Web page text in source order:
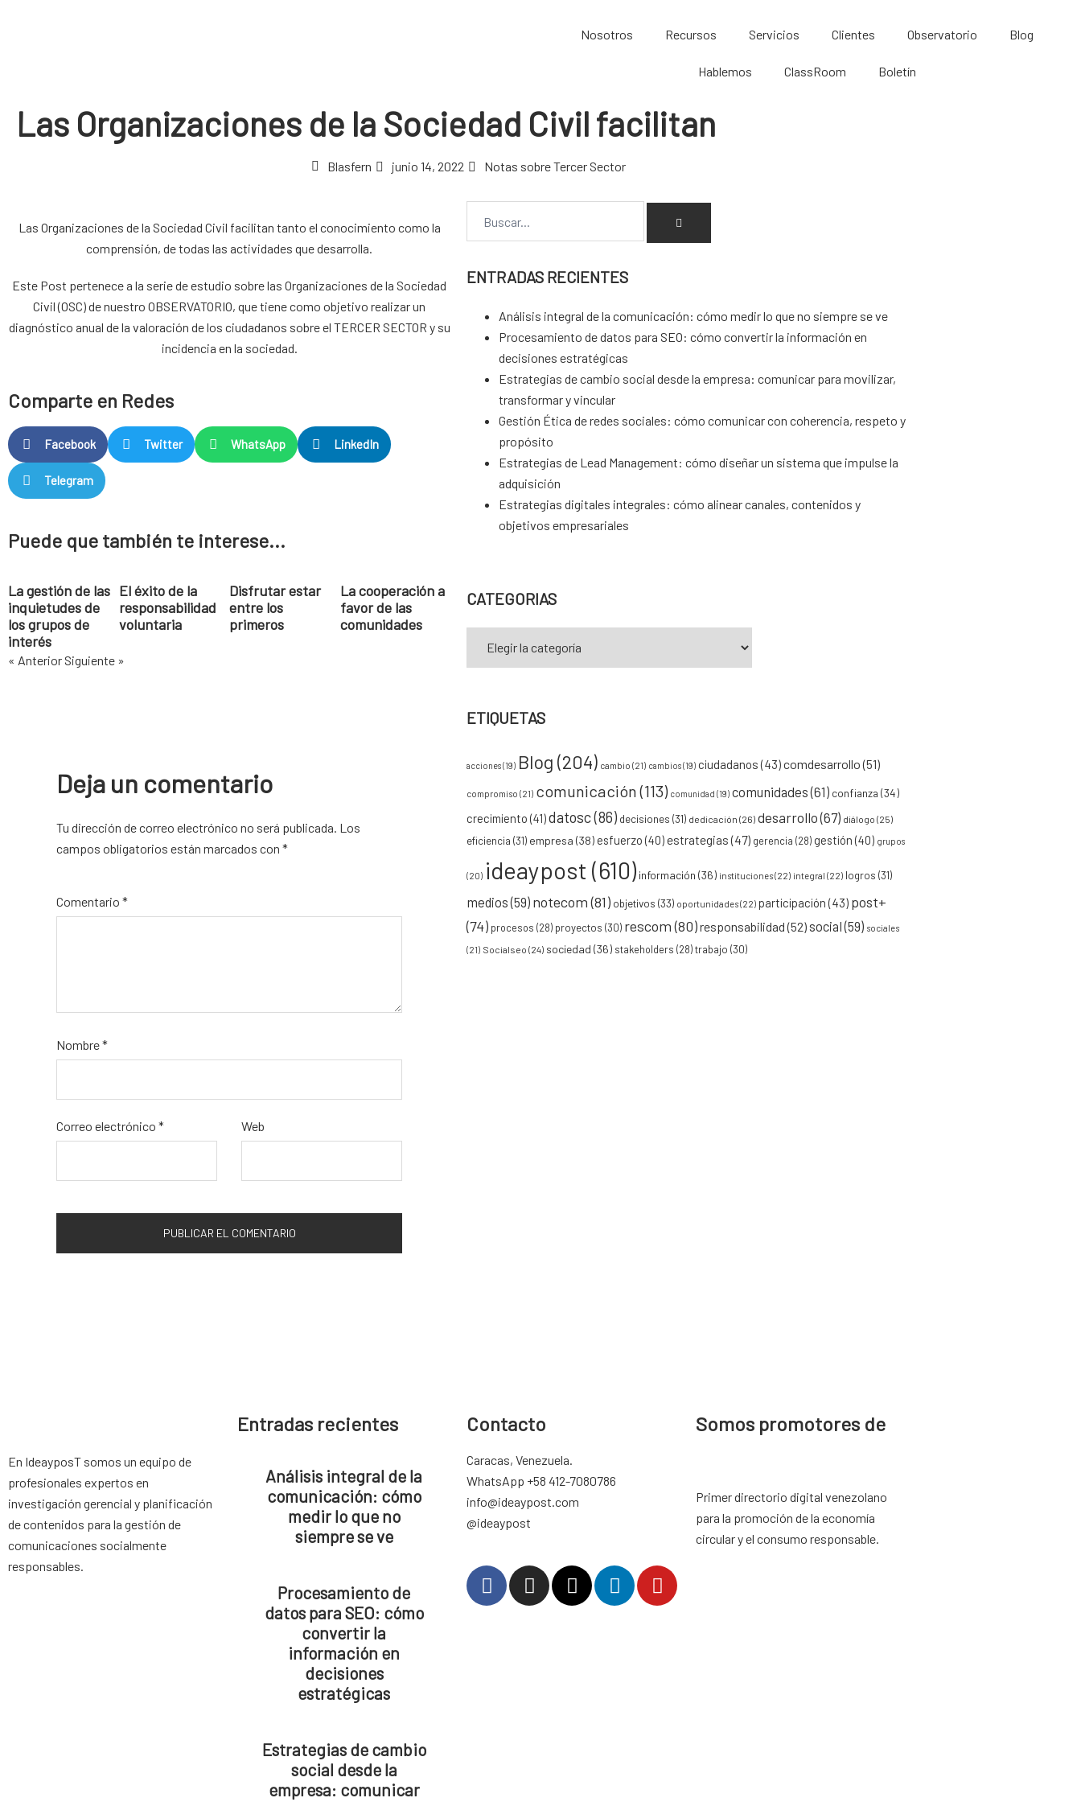
Nosotros Recursos Servicios Clientes Observatorio Blog
Hablemos ClassRoom Boletín
Las Organizaciones de la Sociedad Civil facilitan
Blasfern junio 14, 2022 Notas sobre Tercer Sector
Las Organizaciones de la Sociedad Civil facilitan tanto el conocimiento como la
comprensión, de todas las actividades que desarrolla.
Este Post pertenece a la serie de estudio sobre las Organizaciones de la Sociedad
Civil (OSC) de nuestro OBSERVATORIO, que tiene como objetivo realizar un
diagnóstico anual de la valoración de los ciudadanos sobre el TERCER SECTOR y su
incidencia en la sociedad.
Comparte en Redes
Facebook Twitter WhatsApp LinkedIn
Telegram
Puede que también te interese...
La gestión de las
inquietudes de
los grupos de
interés
El éxito de la
responsabilidad
voluntaria
Disfrutar estar
entre los
primeros
La cooperación a
favor de las
comunidades
« Anterior Siguiente »
Deja un comentario
Tu dirección de correo electrónico no será publicada. Los
campos obligatorios están marcados con *
Comentario *
Nombre*
Correo electrónico * Web
Alternative:
ENTRADAS RECIENTES
Análisis integral de la comunicación: cómo medir lo que no siempre se ve
Procesamiento de datos para SEO: cómo convertir la información en
decisiones estratégicas
Estrategias de cambio social desde la empresa: comunicar para movilizar,
transformar y vincular
Gestión Ética de redes sociales: cómo comunicar con coherencia, respeto y
propósito
Estrategias de Lead Management: cómo diseñar un sistema que impulse la
adquisición
Estrategias digitales integrales: cómo alinear canales, contenidos y
objetivos empresariales
CATEGORIAS
ETIQUETAS
acciones(19) Blog (204) cambio (21) cambios(19) ciudadanos (43)comdesarrollo(51)
compromiso (21) comunicación(113) comunidad (19) comunidades(61) confianza (34)
crecimiento (41)datosc(86) decisiones (31) dedicación (26) desarrollo(67) diálogo (25)
eficiencia (31) empresa (38) esfuerzo (40)estrategias(47) gerencia (28) gestión (40) grupos
(20) ideaypost (610) información (36) instituciones(22) integral (22) logros (31)
medios(59) notecom(81) objetivos (33) oportunidades(22) participación (43) post+
(74) procesos (28) proyectos (30) rescom(80)responsabilidad(52)social(59) sociales
(21) Socialseo (24) sociedad (36) stakeholders (28)trabajo (30)
En IdeayposT somos un equipo de
profesionales expertos en
investigación gerencial y planificación
de contenidos para la gestión de
comunicaciones socialmente
responsables.
Entradas recientes
Análisis integral de la
comunicación: cómo
medir lo que no
siempre se ve
Procesamiento de
datos para SEO: cómo
convertir la
información en
decisiones
estratégicas
Estrategias de cambio
social desde la
empresa: comunicar
Contacto
Caracas, Venezuela.
WhatsApp +58 412-7080786
info@ideaypost.com
@ideaypost
Somos promotores de
Primer directorio digital venezolano
para la promoción de la economía
circular y el consumo responsable.